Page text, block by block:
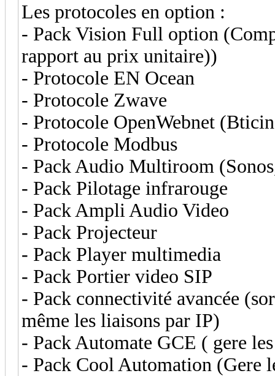
Les protocoles en option :
- Pack Vision Full option
rapport au prix unitaire))
- Protocole EN Ocean
- Protocole Zwave
- Protocole OpenWebnet
- Protocole Modbus
- Pack Audio Multiroom
- Pack Pilotage infrarouge
- Pack Ampli Audio Video
- Pack Projecteur
- Pack Player multimedia
- Pack Portier video SIP
- Pack connectivité avancée
même les liaisons par IP)
- Pack Automate GCE ( gere
- Pack Cool Automation (Gere